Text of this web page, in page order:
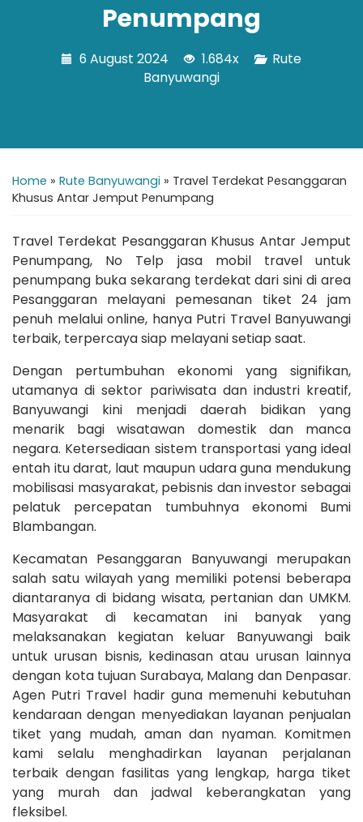
Penumpang
6 August 2024 1.684x
Rute
Banyuwangi
Home » Rute Banyuwangi » Travel Terdekat Pesanggaran
Khusus Antar Jemput Penumpang
Travel Terdekat Pesanggaran Khusus Antar Jemput
Penumpang, No Telp jasa mobil travel untuk
penumpang buka sekarang terdekat dari sini di area
Pesanggaran melayani pemesanan tiket 24 jam
penuh melalui online, hanya Putri Travel Banyuwangi
terbaik, terpercaya siap melayani setiap saat.
Dengan pertumbuhan ekonomi yang signifikan,
utamanya di sektor pariwisata dan industri kreatif,
Banyuwangi kini menjadi daerah bidikan yang
menarik bagi wisatawan domestik dan manca
negara. Ketersediaan sistem transportasi yang ideal
entah itu darat, laut maupun udara guna mendukung
mobilisasi masyarakat, pebisnis dan investor sebagai
pelatuk percepatan tumbuhnya ekonomi Bumi
Blambangan.
Kecamatan Pesanggaran Banyuwangi merupakan
salah satu wilayah yang memiliki potensi beberapa
diantaranya di bidang wisata, pertanian dan UMKM.
Masyarakat di kecamatan ini banyak yang
melaksanakan kegiatan keluar Banyuwangi baik
untuk urusan bisnis, kedinasan atau urusan lainnya
dengan kota tujuan Surabaya, Malang dan Denpasar.
Agen Putri Travel hadir guna memenuhi kebutuhan
kendaraan dengan menyediakan layanan penjualan
tiket yang mudah, aman dan nyaman. Komitmen
kami selalu menghadirkan layanan perjalanan
terbaik dengan fasilitas yang lengkap, harga tiket
yang murah dan jadwal keberangkatan yang
fleksibel.